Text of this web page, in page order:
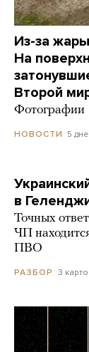
Из-за
На
Второй
Фотографии
НОВОСТИ 5
в
Точных
ЧП
ПВО
РАЗБОР 3